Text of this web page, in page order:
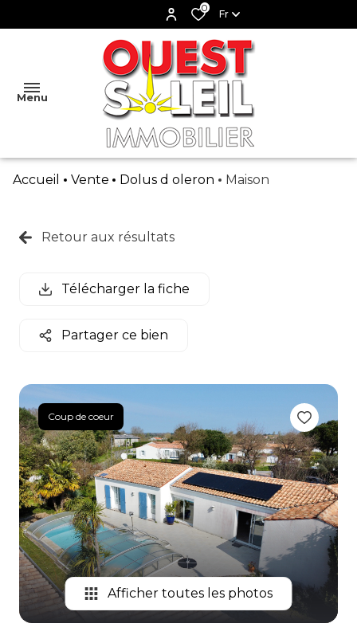
0
Fr
Menu
VENTES
MAISON
LOCATIONS
VACANCES
A L'ANNEE
L'AGENCE
ESTIMATION
VENDUS
CONTACT
Accueil Vente Dolus d oleron Maison
Retour aux résultats
Télécharger la fiche
Partager ce bien
Coup de coeur
Afficher toutes les photos